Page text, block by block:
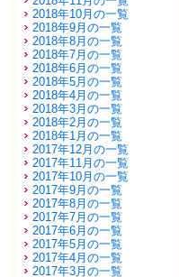
2018年10月の一覧
2018年9月の一覧
2018年8月の一覧
2018年7月の一覧
2018年6月の一覧
2018年5月の一覧
2018年4月の一覧
2018年3月の一覧
2018年2月の一覧
2018年1月の一覧
2017年12月の一覧
2017年11月の一覧
2017年10月の一覧
2017年9月の一覧
2017年8月の一覧
2017年7月の一覧
2017年6月の一覧
2017年5月の一覧
2017年4月の一覧
2017年3月の一覧